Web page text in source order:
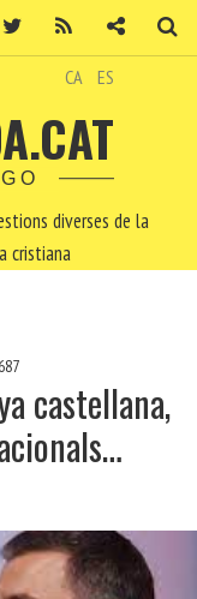
CA ES
diverses de la
cristiana
687
castellana,
Twitter Contacte